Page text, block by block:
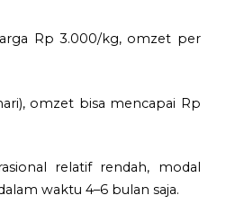
Rp 3.000/kg, omzet per
omzet bisa mencapai Rp
relatif rendah, modal
waktu 4–6 bulan saja.